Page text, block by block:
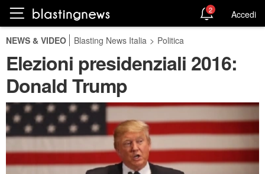
2 Accedi
NEWS & VIDEO Blasting News Italia > Politica
Elezioni presidenziali 2016:
Donald Trump